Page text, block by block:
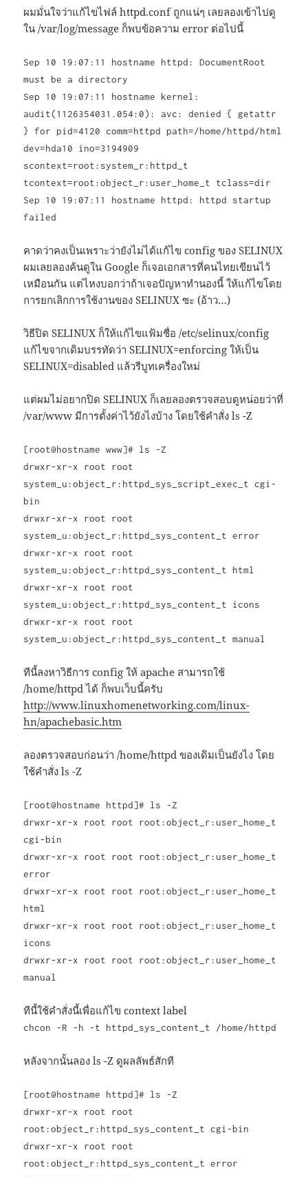
ผมมั่นใจว่าแก้ไขไฟล์ httpd.conf ถูกแน่ๆ เลยลองเข้าไปดู
ใน /var/log/message ก็พบข้อความ error ต่อไปนี้
Sep 10 19:07:11 hostname httpd: DocumentRoot
must be a directory
Sep 10 19:07:11 hostname kernel:
audit(1126354031.054:0): avc: denied { getattr
} for pid=4120 comm=httpd path=/home/httpd/html
dev=hda10 ino=3194909
scontext=root:system_r:httpd_t
tcontext=root:object_r:user_home_t tclass=dir
Sep 10 19:07:11 hostname httpd: httpd startup
failed
คาดว่าคงเป็นเพราะว่ายังไม่ได้แก้ไข config ของ SELINUX
ผมเลยลองค้นดูใน Google ก็เจอเอกสารที่คนไทยเขียนไว้
เหมือนกัน แต่ไหงบอกว่าถ้าเจอปัญหาทำนองนี้ ให้แก้ไขโดย
การยกเลิกการใช้งานของ SELINUX ซะ (อ้าว…)
วิธีปิด SELINUX ก็ให้แก้ไขแฟ้มชื่อ /etc/selinux/config
แก้ไขจากเดิมบรรทัดว่า SELINUX=enforcing ให้เป็น
SELINUX=disabled แล้วรีบูทเครื่องใหม่
แต่ผมไม่อยากปิด SELINUX ก็เลยลองตรวจสอบดูหน่อยว่าที่
/var/www มีการตั้งค่าไว้ยังไงบ้าง โดยใช้คำสั่ง ls -Z
[root@hostname www]# ls -Z
drwxr-xr-x root root
system_u:object_r:httpd_sys_script_exec_t cgi-
bin
drwxr-xr-x root root
system_u:object_r:httpd_sys_content_t error
drwxr-xr-x root root
system_u:object_r:httpd_sys_content_t html
drwxr-xr-x root root
system_u:object_r:httpd_sys_content_t icons
drwxr-xr-x root root
system_u:object_r:httpd_sys_content_t manual
ทีนี้ลงหาวิธีการ config ให้ apache สามารถใช้
/home/httpd ได้ ก็พบเว็บนี้ครับ
http://www.linuxhomenetworking.com/linux-
hn/apachebasic.htm
ลองตรวจสอบก่อนว่า /home/httpd ของเดิมเป็นยังไง โดย
ใช้คำสั่ง ls -Z
[root@hostname httpd]# ls -Z
drwxr-xr-x root root root:object_r:user_home_t
cgi-bin
drwxr-xr-x root root root:object_r:user_home_t
error
drwxr-xr-x root root root:object_r:user_home_t
html
drwxr-xr-x root root root:object_r:user_home_t
icons
drwxr-xr-x root root root:object_r:user_home_t
manual
ทีนี้ใช้คำสั่งนี้เพื่อแก้ไข context label
chcon -R -h -t httpd_sys_content_t /home/httpd
หลังจากนั้นลอง ls -Z ดูผลลัพธ์สักที
[root@hostname httpd]# ls -Z
drwxr-xr-x root root
root:object_r:httpd_sys_content_t cgi-bin
drwxr-xr-x root root
root:object_r:httpd_sys_content_t error